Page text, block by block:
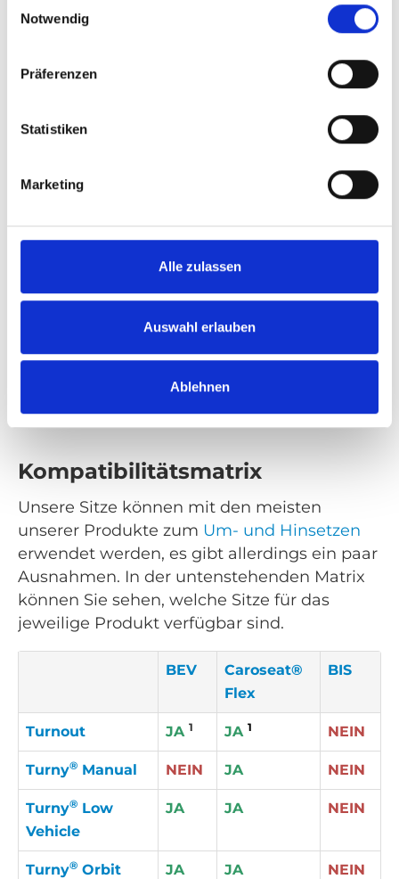
Notwendig
Präferenzen
Statistiken
Marketing
Alle zulassen
Auswahl erlauben
Ablehnen
Sitz mit integriertem Dreipunktgurt.
Kompatibilitätsmatrix
Unsere Sitze können mit den meisten
unserer Produkte zum Um- und Hinsetzen
erwendet werden, es gibt allerdings ein paar
Ausnahmen. In der untenstehenden Matrix
können Sie sehen, welche Sitze für das
jeweilige Produkt verfügbar sind.
BEV
Caroseat®
Flex
BIS
Turnout JA 1 JA 1 NEIN
Turny® Manual NEIN JA NEIN
Turny® Low
Vehicle
JA JA NEIN
Turny® Orbit JA JA NEIN